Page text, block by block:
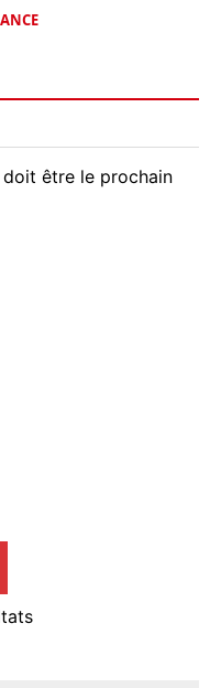
doit être le prochain